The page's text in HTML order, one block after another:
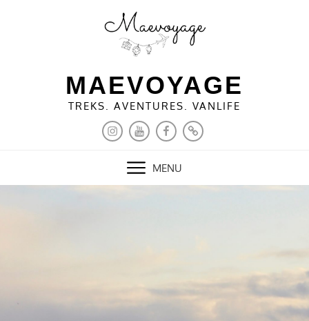
MAEVOYAGE
TREKS. AVENTURES. VANLIFE
INSTAGRAM
YOUTUBEFACEBOOKPINTEREST
MENU